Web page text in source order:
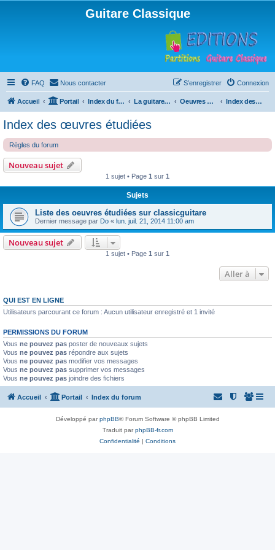
Guitare Classique
FAQ Nous contacter Connexion
S’enregistrer
Accueil Portail Index du forum La guitare : instrument, cours et théorie Oeuvres à la loupe Index des œuvres étudiées
Index des œuvres étudiées
Règles du forum
Nouveau sujet
1 sujet • Page 1 sur 1
Sujets
Liste des oeuvres étudiées sur classicguitare
Dernier message par Do « lun. juil. 21, 2014 11:00 am
Nouveau sujet
1 sujet • Page 1 sur 1
Aller à
QUI EST EN LIGNE
Utilisateurs parcourant ce forum : Aucun utilisateur enregistré et 1 invité
PERMISSIONS DU FORUM
Vous ne pouvez pas poster de nouveaux sujets
Vous ne pouvez pas répondre aux sujets
Vous ne pouvez pas modifier vos messages
Vous ne pouvez pas supprimer vos messages
Vous ne pouvez pas joindre des fichiers
Accueil Portail Index du forum
Développé parphpBB® Forum Software © phpBB Limited
Traduit parphpBB-fr.com
Confidentialité | Conditions